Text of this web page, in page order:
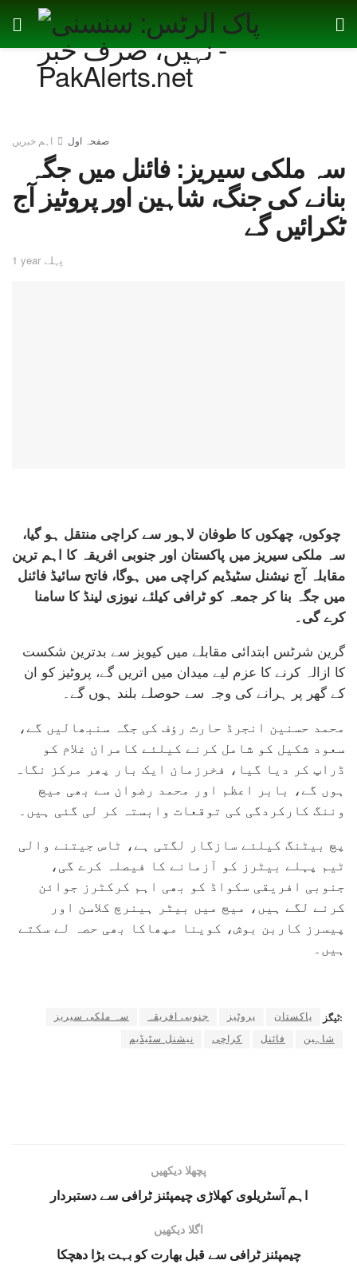
صفحہ اول اہم خبریں
سہ ملکی سیریز: فائنل میں جگہ
بنانے کی جنگ، شاہین اور پروٹیز آج
ٹکرائیں گے
1 year پہلے
چوکوں، چھکوں کا طوفان لاہور سے کراچی منتقل ہو گیا،
سہ ملکی سیریز میں پاکستان اور جنوبی افریقہ کا اہم ترین
مقابلہ آج نیشنل سٹیڈیم کراچی میں ہوگا، فاتح سائیڈ فائنل
میں جگہ بنا کر جمعہ کو ٹرافی کیلئے نیوزی لینڈ کا سامنا
کرے گی۔
گرین شرٹس ابتدائی مقابلے میں کیویز سے بدترین شکست
کا ازالہ کرنے کا عزم لیے میدان میں اتریں گے، پروٹیز کو ان
کے گھر پر ہرانے کی وجہ سے حوصلے بلند ہوں گے۔
محمد حسنین انجرڈ حارث رؤف کی جگہ سنبھالیں گے،
سعود شکیل کو شامل کرنے کیلئے کامران غلام کو
ڈراپ کر دیا گیا، فخرزمان ایک بار پھر مرکز نگاہ
ہوں گے، بابر اعظم اور محمد رضوان سے بھی میچ
وننگ کارکردگی کی توقعات وابستہ کر لی گئی ہیں۔
پچ بیٹنگ کیلئے سازگار لگتی ہے، ٹاس جیتنے والی
ٹیم پہلے بیٹرز کو آزمانے کا فیصلہ کرے گی،
جنوبی افریقی سکواڈ کو بھی اہم کرکٹرز جوائن
کرنے لگے ہیں، میچ میں بیٹر ہینرچ کلاسن اور
پیسرز کاربن بوش، کوینا مپھاکا بھی حصہ لے سکتے
ہیں۔
ٹیگز: پاکستان پروٹیز جنوبی افریقہ
سہ ملکی سیریز
شاہین
فائنل کراچی نیشنل سٹیڈیم
پچھلا دیکھیں
اہم آسٹریلوی کھلاڑی چیمپئنز ٹرافی سے دستبردار
اگلا دیکھیں
چیمپئنز ٹرافی سے قبل بھارت کو بہت بڑا دھچکا